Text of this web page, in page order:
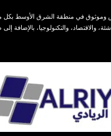
في منطقة الشرق الأوسط بكل ما
والاقتصاد، والتكنولوجيا، بالإضافة